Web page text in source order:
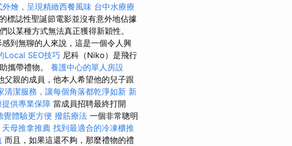
外燴，呈現精緻西餐風味 台中水療療
標誌性聖誕節電影並沒有意外地佔據
某種方式無法真正獲得新穎性。
到無聊的人來說，這是一個令人興
Local SEO技巧 尼科（Niko）是飛行
攜帶禮物。 養護中心的單人房設
父親的成員，他本人希望他的兒子跟
清潔服務，讓每個角落都乾淨如新 新
供專業保障 當成員招聘最終打開
覺體驗更方便 撥筋療法 一個非常聰明
天母推拿推薦 找到最適合的冷凍櫃推
而且，如果這還不夠，那麼禮物的禮